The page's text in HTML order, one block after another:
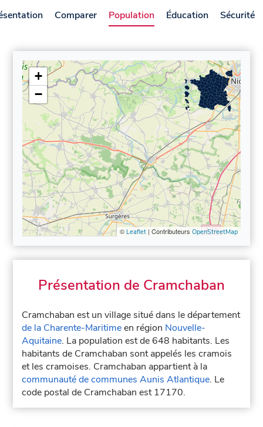
Comparer Population Éducation Sécurité
+
−
© Leaflet| Contributeurs OpenStreetMap
Présentation de Cramchaban
Cramchaban est un village situé dans le département
de la Charente-Maritimeen région Nouvelle-
Aquitaine. La population est de 648 habitants. Les
habitants de Cramchaban sont appelés les cramois
et les cramoises. Cramchaban appartient à la
communauté de communes Aunis Atlantique. Le
code postal de Cramchaban est 17170.